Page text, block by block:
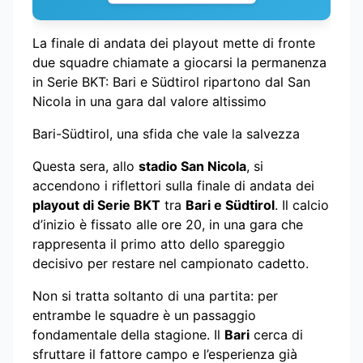
La finale di andata dei playout mette di fronte
due squadre chiamate a giocarsi la permanenza
in Serie BKT: Bari e Südtirol ripartono dal San
Nicola in una gara dal valore altissimo
Bari-Südtirol, una sfida che vale la salvezza
Questa sera, allo stadio San Nicola, si
accendono i riflettori sulla finale di andata dei
playout di Serie BKT tra Bari e Südtirol. Il calcio
d’inizio è fissato alle ore 20, in una gara che
rappresenta il primo atto dello spareggio
decisivo per restare nel campionato cadetto.
Non si tratta soltanto di una partita: per
entrambe le squadre è un passaggio
fondamentale della stagione. Il Bari cerca di
sfruttare il fattore campo e l’esperienza già